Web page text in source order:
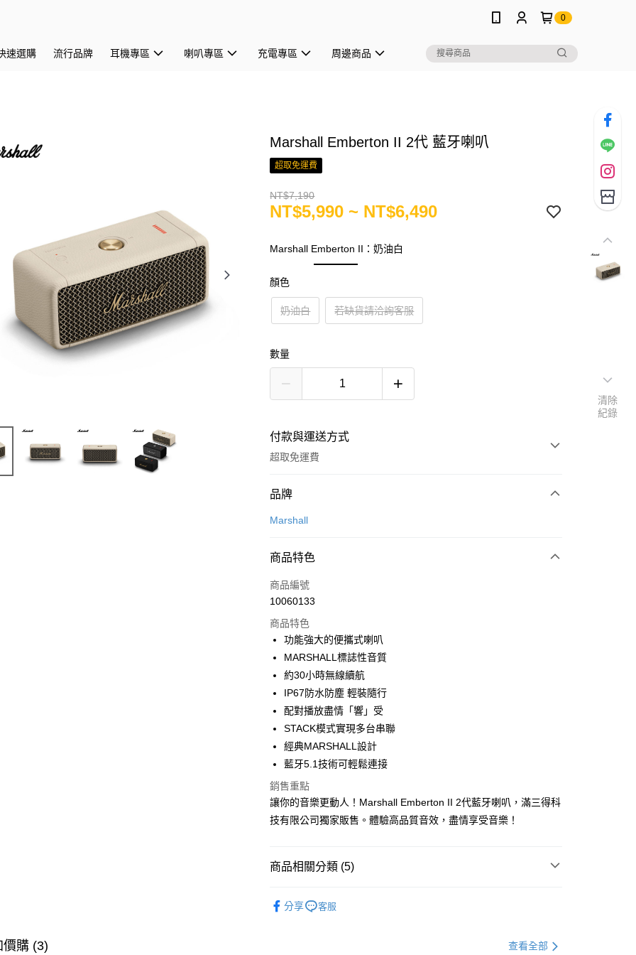
0
速選購 流行品牌 耳機專區 喇叭專區 充電專區 周邊商品
Marshall Emberton II 2代 藍牙喇叭
超取免運費
NT$7,190
NT$5,990 ~ NT$6,490
Marshall Emberton II：奶油白
顏色
奶油白 若缺貨請洽詢客服
數量
付款與運送方式
超取免運費
付款方式
信用卡一次付款
街口支付
悠遊付
運送方式
付款後全家取貨
免運費
付款後7-11取貨
免運費
宅配
品牌
Marshall
商品特色
商品編號
10060133
商品特色
功能強大的便攜式喇叭
MARSHALL標誌性音質
約30⼩時無線續航
IP67防水防塵 輕裝隨行
配對播放盡情「響」受
STACK模式實現多台串聯
經典MARSHALL設計
藍⽛5.1技術可輕鬆連接
銷售重點
讓你的音樂更動人！Marshall Emberton II 2代藍牙喇叭，滿三得科
技有限公司獨家販售。體驗高品質音效，盡情享受音樂！
商品相關分類 (5)
分享 客服
價購 (3) 查看全部
清除
紀錄